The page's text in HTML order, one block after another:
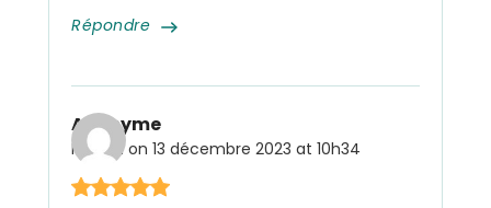
Répondre
Anonyme
Posted on 13 décembre 2023 at 10h34